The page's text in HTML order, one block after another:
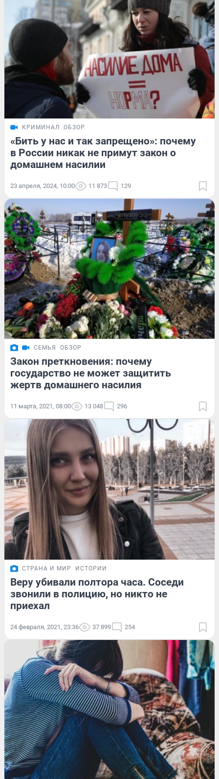
КРИМИНАЛ ОБЗОР
«Бить у нас и так запрещено»: почему
в России никак не примут закон о
домашнем насилии
23 апреля, 2024, 10:00 11 873 129
СЕМЬЯ ОБЗОР
Закон преткновения: почему
государство не может защитить
жертв домашнего насилия
11 марта, 2021, 08:00 13 048 296
СТРАНА И МИР ИСТОРИИ
Веру убивали полтора часа. Соседи
звонили в полицию, но никто не
приехал
24 февраля, 2021, 23:36 37 899 254